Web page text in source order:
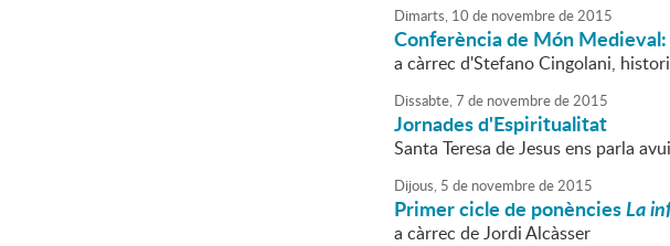
Dimarts, 10 de novembrede2015
Conferència de Món Medieval:
a càrrec d'Stefano Cingolani,
Dissabte,7 de novembrede2015
Jornades d'Espiritualitat
Santa Teresa de Jesus ens parla avui
Dijous, 5 de novembrede2015
Primer cicle de ponènciesLa
a càrrec de Jordi Alcàsser